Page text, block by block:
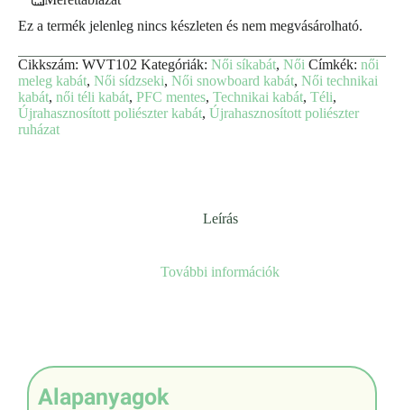
Ez a termék jelenleg nincs készleten és nem megvásárolható.
Cikkszám: WVT102 Kategóriák: Női síkabát, Női Címkék: női
meleg kabát, Női sídzseki, Női snowboard kabát, Női technikai
kabát, női téli kabát, PFC mentes, Technikai kabát, Téli,
Újrahasznosított poliészter kabát, Újrahasznosított poliészter
ruházat
Leírás
További információk
Alapanyagok